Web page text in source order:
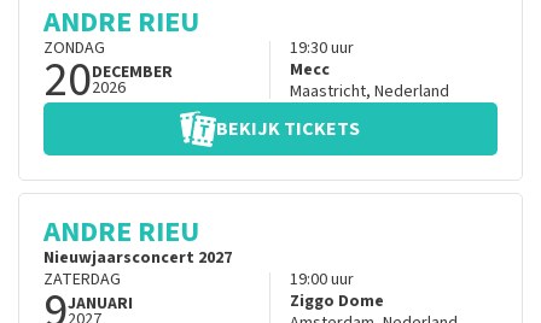
ANDRE RIEU
ZONDAG
20DECEMBER
2026
19:30uur
Mecc
Maastricht, Nederland
BEKIJK TICKETS
ANDRE RIEU
Nieuwjaarsconcert 2027
ZATERDAG
JANUARI
19:00uur
Ziggo Dome